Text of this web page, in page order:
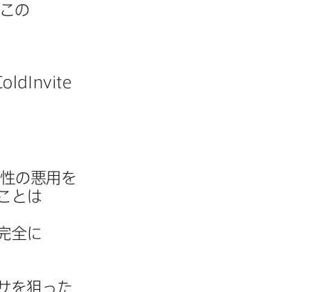
の​
の​悪用を​
とは​
全に​
を​狙った​